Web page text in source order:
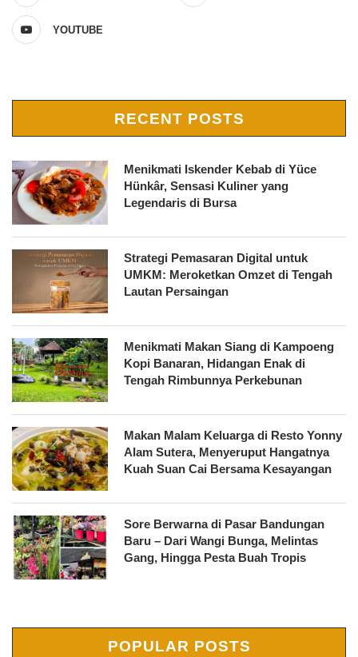
YOUTUBE
RECENT POSTS
Menikmati Iskender Kebab di Yüce
Hünkâr, Sensasi Kuliner yang
Legendaris di Bursa
Strategi Pemasaran Digital untuk
UMKM: Meroketkan Omzet di Tengah
Lautan Persaingan
Menikmati Makan Siang di Kampoeng
Kopi Banaran, Hidangan Enak di
Tengah Rimbunnya Perkebunan
Makan Malam Keluarga di Resto Yonny
Alam Sutera, Menyeruput Hangatnya
Kuah Suan Cai Bersama Kesayangan
Sore Berwarna di Pasar Bandungan
Baru – Dari Wangi Bunga, Melintas
Gang, Hingga Pesta Buah Tropis
POPULAR POSTS